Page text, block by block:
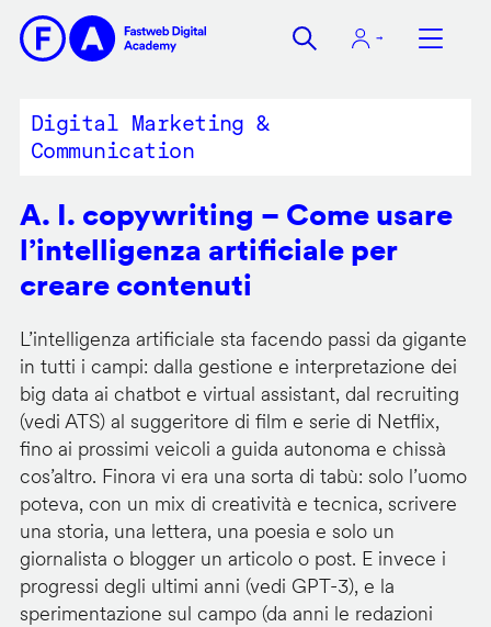
contenuto
Digital Marketing &
Communication
A. I. copywriting – Come usare
l’intelligenza artificiale per
creare contenuti
L’intelligenza artificiale sta facendo passi da gigante
in tutti i campi: dalla gestione e interpretazione dei
big data ai chatbot e virtual assistant, dal recruiting
(vedi ATS) al suggeritore di film e serie di Netflix,
fino ai prossimi veicoli a guida autonoma e chissà
cos’altro. Finora vi era una sorta di tabù: solo l’uomo
poteva, con un mix di creatività e tecnica, scrivere
una storia, una lettera, una poesia e solo un
giornalista o blogger un articolo o post. E invece i
progressi degli ultimi anni (vedi GPT-3), e la
sperimentazione sul campo (da anni le redazioni